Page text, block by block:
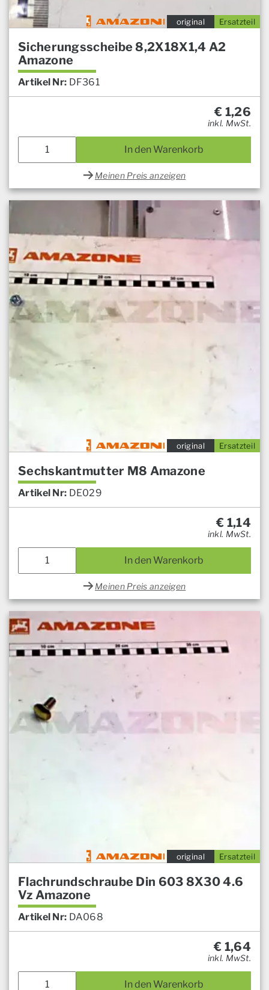
Ersatzteil
original
Sicherungsscheibe 8,2X18X1,4 A2
Amazone
Artikel Nr: DF361
€ 1,26
inkl. MwSt.
In den Warenkorb
Meinen Preis anzeigen
Ersatzteil
original
Sechskantmutter M8 Amazone
Artikel Nr: DE029
€ 1,14
inkl. MwSt.
In den Warenkorb
Meinen Preis anzeigen
Ersatzteil
original
Flachrundschraube Din 603 8X30 4.6
Vz Amazone
Artikel Nr: DA068
€ 1,64
inkl. MwSt.
In den Warenkorb